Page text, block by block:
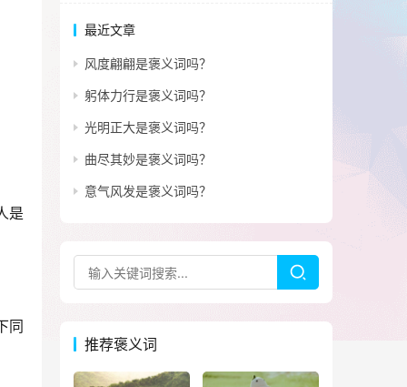
是
同
最近文章
风度翩翩是褒义词吗？
躬体力行是褒义词吗？
光明正大是褒义词吗？
曲尽其妙是褒义词吗？
意气风发是褒义词吗？
推荐褒义词